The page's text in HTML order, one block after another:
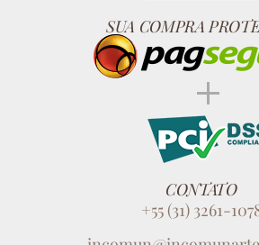
SUA COMPRA
CONTATO
+55 (31) 3261-